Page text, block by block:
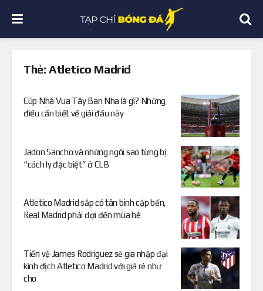
Thẻ:Atletico Madrid
Cúp Nhà Vua Tây Ban Nha là gì? Những
điều cần biết về giải đấu này
Jadon Sancho và những ngôi sao từng bị
“cách ly đặc biệt” ở CLB
Atletico Madrid sắp có tân binh cập bến,
Real Madrid phải đợi đến mùa hè
Tiền vệ James Rodriguez sẽ gia nhập đại
kình địch Atletico Madrid với giá rẻ như
cho